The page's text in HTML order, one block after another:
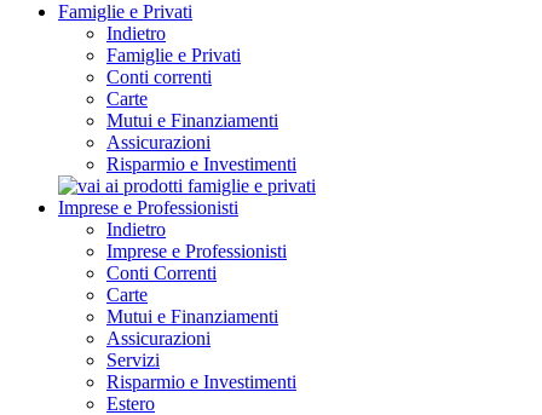
Famiglie e Privati
Indietro
Famiglie e Privati
Conti correnti
Carte
Mutui e Finanziamenti
Assicurazioni
Risparmio e Investimenti
Imprese e Professionisti
Indietro
Imprese e Professionisti
Conti Correnti
Carte
Mutui e Finanziamenti
Assicurazioni
Servizi
Risparmio e Investimenti
Estero